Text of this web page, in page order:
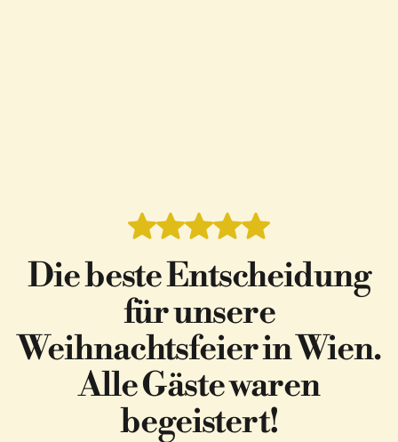
Die beste Entscheidung
für unsere
Weihnachtsfeier in Wien.
Alle Gäste waren
begeistert!